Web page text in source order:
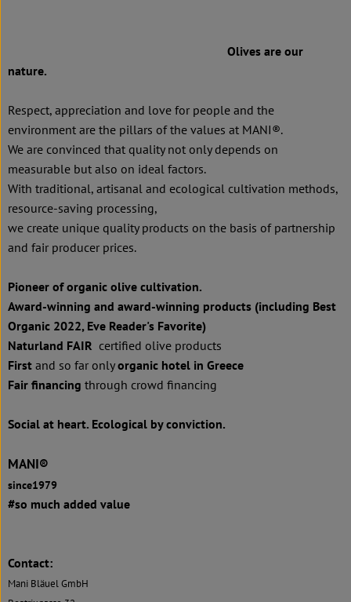
Olives are our
nature.
Respect, appreciation and love for people and the
environment are the pillars of the values at MANI®.
We are convinced that quality not only depends on
measurable but also on ideal factors.
With traditional, artisanal and ecological cultivation methods,
resource-saving processing,
we create unique quality products on the basis of partnership
and fair producer prices.
Pioneer of organic olive cultivation.
Award-winning and award-winning products (including Best
Organic 2022, Eve Reader's Favorite)
Naturland FAIR certified olive products
First and so far onlyorganic hotel in Greece
Fair financing through crowd financing
Social at heart. Ecological by conviction.
MANI®
since1979
#so much added value
Contact:
Mani Bläuel GmbH